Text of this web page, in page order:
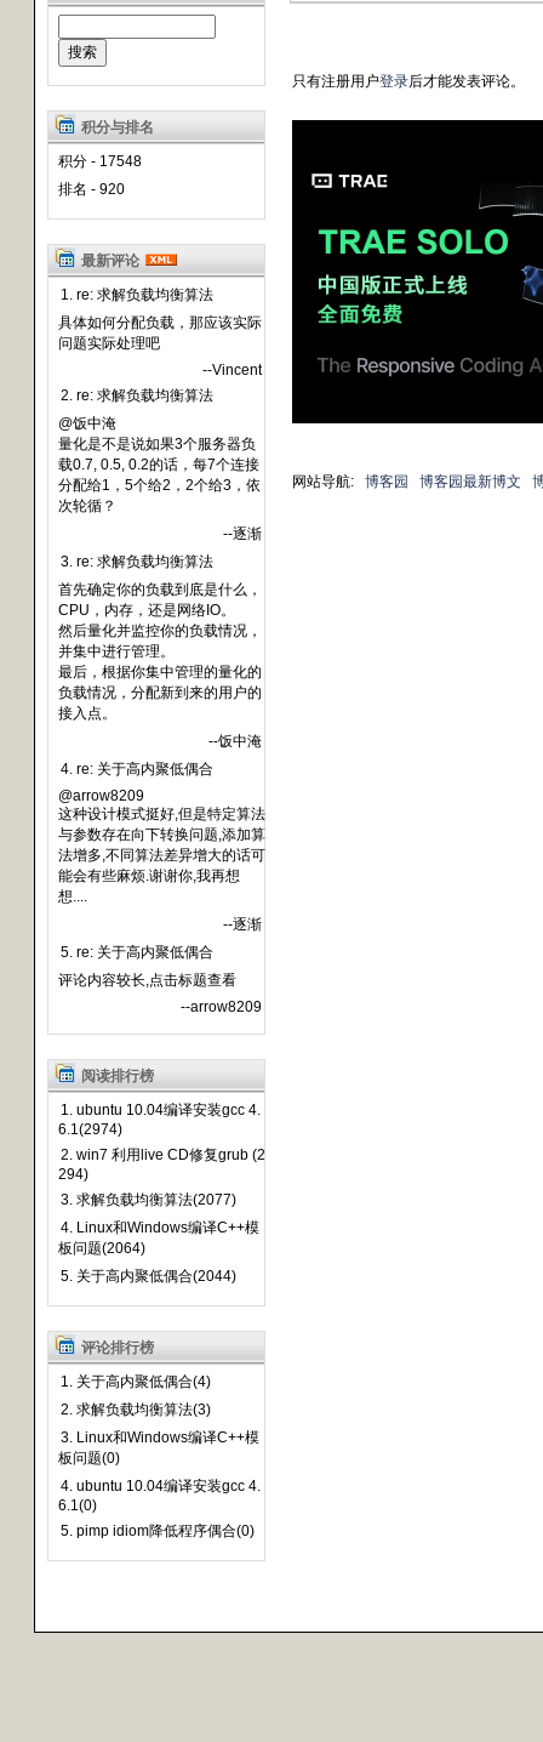
积分与排名
积分 - 17548
排名 - 920
最新评论
1. re: 求解负载均衡算法
具体如何分配负载，那应该实际
问题实际处理吧
--Vincent
2. re: 求解负载均衡算法
@饭中淹
量化是不是说如果3个服务器负
载0.7, 0.5, 0.2的话，每7个连接
分配给1，5个给2，2个给3，依
次轮循？
--逐渐
3. re: 求解负载均衡算法
首先确定你的负载到底是什么，
CPU，内存，还是网络IO。
然后量化并监控你的负载情况，
并集中进行管理。
最后，根据你集中管理的量化的
负载情况，分配新到来的用户的
接入点。
--饭中淹
4. re: 关于高内聚低偶合
@arrow8209
这种设计模式挺好,但是特定算法
与参数存在向下转换问题,添加算
法增多,不同算法差异增大的话可
能会有些麻烦.谢谢你,我再想
想....
--逐渐
5. re: 关于高内聚低偶合
评论内容较长,点击标题查看
--arrow8209
阅读排行榜
1. ubuntu 10.04编译安装gcc 4.
6.1(2974)
2. win7 利用live CD修复grub (2
294)
3. 求解负载均衡算法(2077)
4. Linux和Windows编译C++模
板问题(2064)
5. 关于高内聚低偶合(2044)
评论排行榜
1. 关于高内聚低偶合(4)
2. 求解负载均衡算法(3)
3. Linux和Windows编译C++模
板问题(0)
4. ubuntu 10.04编译安装gcc 4.
6.1(0)
5. pimp idiom降低程序偶合(0)
只有注册用户登录后才能发表评论。
网站导航: 博客园 博客园最新博文